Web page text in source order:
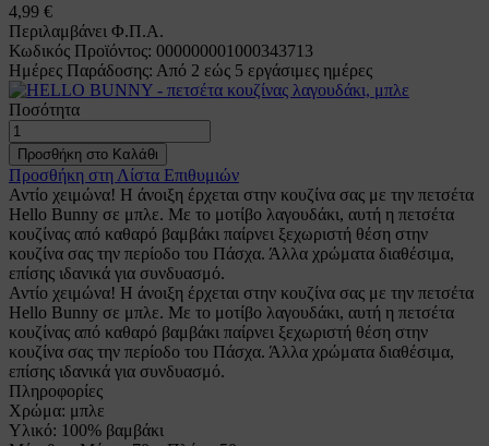
4,99 €
Περιλαμβάνει Φ.Π.Α.
Κωδικός Προϊόντος: 000000001000343713
Ημέρες Παράδοσης: Από 2 εώς 5 εργάσιμες ημέρες
Ποσότητα
Προσθήκη στο Καλάθι
Προσθήκη στη Λίστα Επιθυμιών
Αντίο χειμώνα! Η άνοιξη έρχεται στην κουζίνα σας με την πετσέτα
Hello Bunny σε μπλε. Με το μοτίβο λαγουδάκι, αυτή η πετσέτα
κουζίνας από καθαρό βαμβάκι παίρνει ξεχωριστή θέση στην
κουζίνα σας την περίοδο του Πάσχα. Άλλα χρώματα διαθέσιμα,
επίσης ιδανικά για συνδυασμό.
Αντίο χειμώνα! Η άνοιξη έρχεται στην κουζίνα σας με την πετσέτα
Hello Bunny σε μπλε. Με το μοτίβο λαγουδάκι, αυτή η πετσέτα
κουζίνας από καθαρό βαμβάκι παίρνει ξεχωριστή θέση στην
κουζίνα σας την περίοδο του Πάσχα. Άλλα χρώματα διαθέσιμα,
επίσης ιδανικά για συνδυασμό.
Πληροφορίες
Χρώμα: μπλε
Υλικό: 100% βαμβάκι